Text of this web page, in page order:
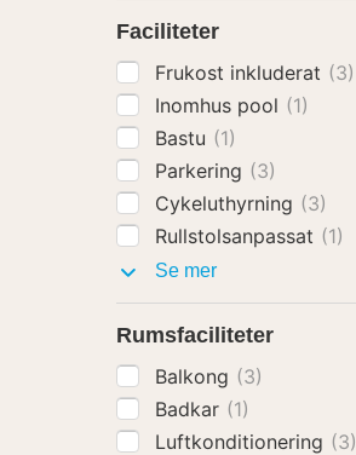
Faciliteter
Frukost inkluderat (3)
Inomhus pool (1)
Bastu (1)
Parkering (3)
Cykeluthyrning (3)
Rullstolsanpassat (1)
Se merFaciliteter
Rumsfaciliteter
Balkong (3)
Badkar (1)
Luftkonditionering (3)